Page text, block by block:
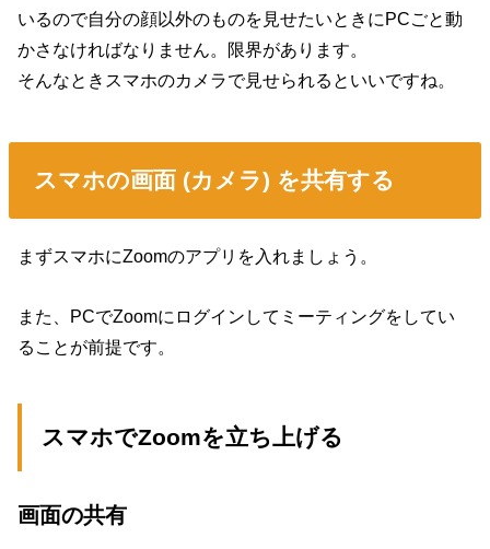
いるので自分の顔以外のものを見せたいときにPCごと動
かさなければなりません。限界があります。
そんなときスマホのカメラで見せられるといいですね。
スマホの画面 (カメラ) を共有する
まずスマホにZoomのアプリを入れましょう。
また、PCでZoomにログインしてミーティングをしてい
ることが前提です。
スマホでZoomを立ち上げる
画面の共有